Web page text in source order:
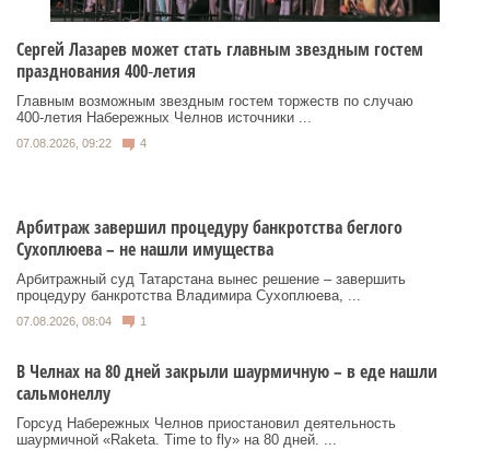
Сергей Лазарев может стать главным звездным гостем
празднования 400‑летия
Главным возможным звездным гостем торжеств по случаю
400‑летия Набережных Челнов источники ...
07.08.2026, 09:22 4
Арбитраж завершил процедуру банкротства беглого
Сухоплюева – не нашли имущества
Арбитражный суд Татарстана вынес решение – завершить
процедуру банкротства Владимира Сухоплюева, ...
07.08.2026, 08:04 1
В Челнах на 80 дней закрыли шаурмичную – в еде нашли
сальмонеллу
Горсуд Набережных Челнов приостановил деятельность
шаурмичной «Raketa. Time to fly» на 80 дней. ...